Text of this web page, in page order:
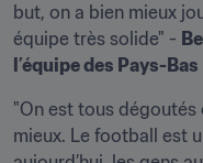
but, on a bien mieux
équipe très solide" -
l’équipe des Pays-Bas
"On est tous dégoutés
mieux. Le football est